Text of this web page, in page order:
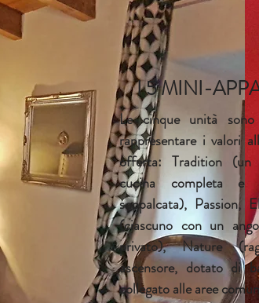
I 5 MINI-
Le cinque unità sono
rappresentare i valori
offerta: Tradition (un
cucina completa e
soppalcata), Passion,
(ciascuno con un
privato),Nature
ascensore, dotato di
collegato alle aree